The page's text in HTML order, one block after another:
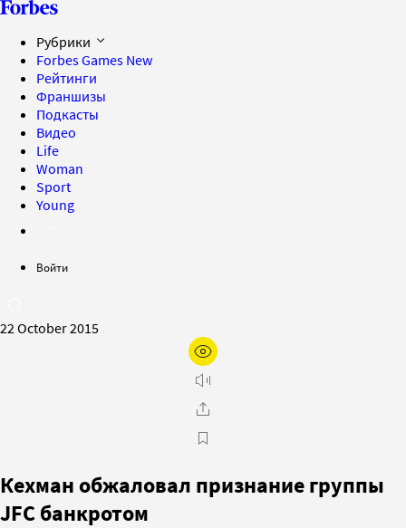
Рубрики
Forbes Games New
Рейтинги
Франшизы
Подкасты
Видео
Life
Woman
Sport
Young
Войти
22 October 2015
Кехман обжаловал признание группы
JFC банкротом